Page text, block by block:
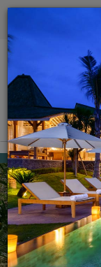
View on map
Galle
Panel de gestión